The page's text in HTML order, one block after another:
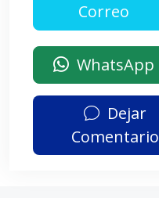
WhatsApp
Dejar
Comentario